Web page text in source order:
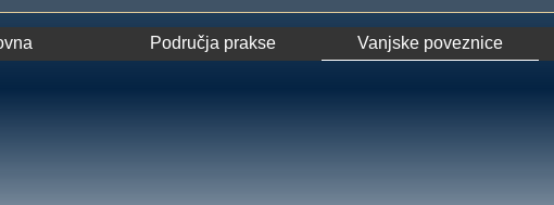
Područja prakse Vanjske poveznice